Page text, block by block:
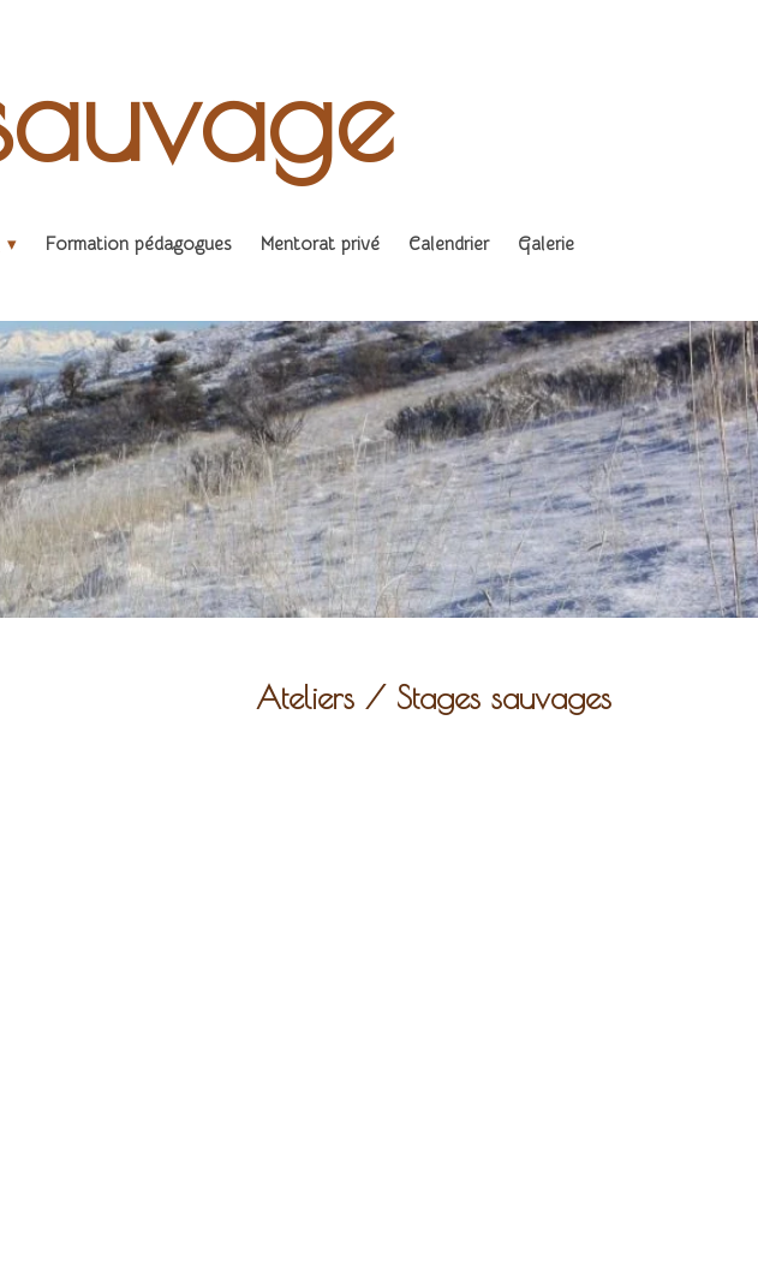
Formation pédagogues Mentorat privé Calendrier
Galerie
Ateliers / Stages sauvages